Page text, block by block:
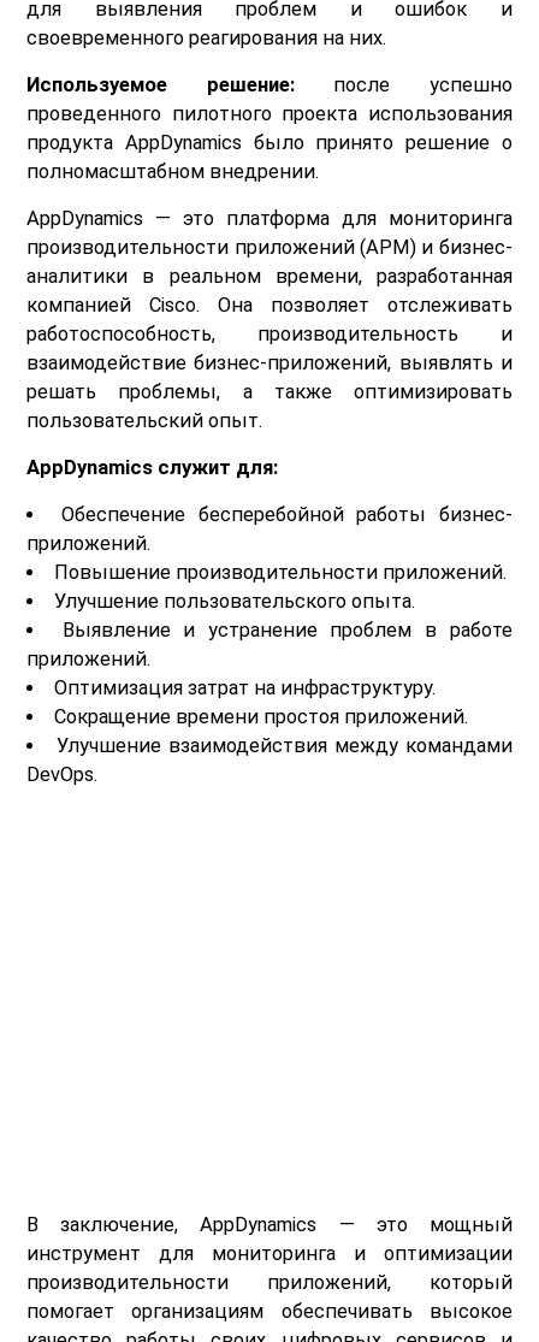
для выявления проблем и ошибок и
своевременного реагирования на них.
Используемое решение: после успешно
проведенного пилотного проекта использования
продукта AppDynamics было принято решение о
полномасштабном внедрении.
AppDynamics — это платформа для мониторинга
производительности приложений (APM) и бизнес-
аналитики в реальном времени, разработанная
компанией Cisco. Она позволяет отслеживать
работоспособность, производительность и
взаимодействие бизнес-приложений, выявлять и
решать проблемы, а также оптимизировать
пользовательский опыт.
AppDynamics служит для:
Обеспечение бесперебойной работы бизнес-
приложений.
Повышение производительности приложений.
Улучшение пользовательского опыта.
Выявление и устранение проблем в работе
приложений.
Оптимизация затрат на инфраструктуру.
Сокращение времени простоя приложений.
Улучшение взаимодействия между командами
DevOps.
В заключение, AppDynamics — это мощный
инструмент для мониторинга и оптимизации
производительности приложений, который
помогает организациям обеспечивать высокое